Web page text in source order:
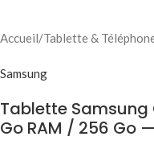
Accueil/Tablette &
Samsung
Tablette Samsung
Go RAM / 256 Go